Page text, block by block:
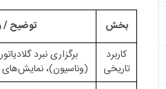
・بخش‌های مختلف بنای
باستانی
・نمای خارجی کولوسئوم
・ عرصه مرکزی
・جایگاه تماشاگران
بخش
توضیح /
کاربرد
تاریخی
برگزاری نبرد
(وناسیون)،